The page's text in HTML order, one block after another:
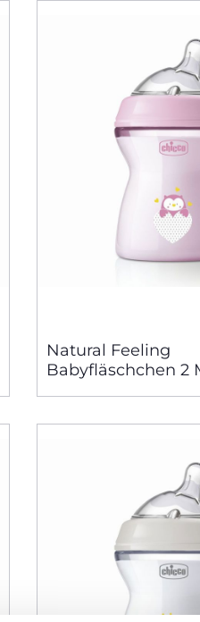
Natural Feeling
Babyfläschchen 2